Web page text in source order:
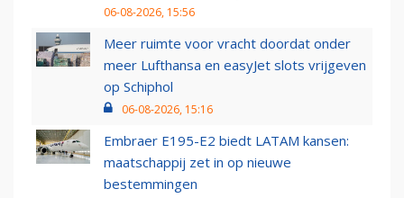
06-08-2026, 15:56
Meer ruimte voor vracht doordat onder
meer Lufthansa en easyJet slots vrijgeven
op Schiphol
06-08-2026, 15:16
Embraer E195-E2 biedt LATAM kansen:
maatschappij zet in op nieuwe
bestemmingen